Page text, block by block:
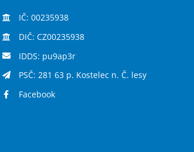
IČ: 00235938
DIČ: CZ00235938
IDDS: pu9ap3r
PSČ: 281 63 p. Kostelec n. Č. lesy
Facebook